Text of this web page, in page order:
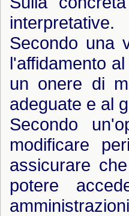
interpretative.
Secondo una
l'affidamento
un onere di
adeguate e al
Secondo
modificare
assicurare
potere